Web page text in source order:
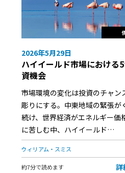
2026年5月29日
ハイイールド市場における
資機会
市場環境の変化は投資のチャン
彫りにする。中東地域の緊張が
続け、世界経済がエネルギー価
に苦しむ中、ハイイールド…
ウィリアム・スミス
約7分で読めます 詳